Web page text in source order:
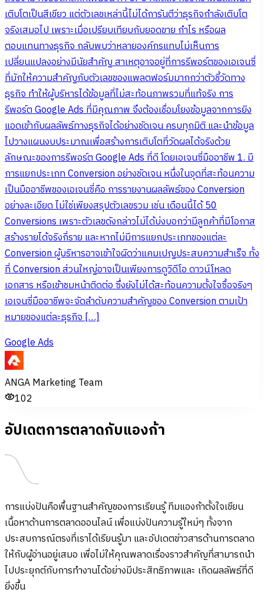
เติบโตเป็นสีเขียว แต่ตัวเลขเหล่านี้ไม่ได้การันตีว่าธุรกิจกำลังเติบโต
จริงเสมอไป เพราะเมื่อเปรียบเทียบกับยอดขาย กำไร หรือผล
ตอบแทนทางธุรกิจ กลับพบว่าหลายองค์กรแทบไม่เห็นการ
เปลี่ยนแปลงอย่างมีนัยสำคัญ สาเหตุอาจอยู่ที่การรีพอร์ตของเอเจนซี่
ที่มักให้ความสำคัญกับตัวเลขของแพลตฟอร์มมากกว่าตัวชี้วัดทาง
ธุรกิจ ทำให้ผู้บริหารได้ข้อมูลที่ไม่สะท้อนภาพรวมที่แท้จริง การ
รีพอร์ต Google Ads ที่มีคุณภาพ จึงต้องเชื่อมโยงข้อมูลจากการยิง
แอดเข้ากับผลลัพธ์ทางธุรกิจได้อย่างชัดเจน ครบทุกมิติ และนำข้อมูล
ไปวางแผนงบประมาณเพื่อสร้างการเติบโตที่วัดผลได้จริงด้วย
ลักษณะของการรีพอร์ต Google Ads ที่ดี โดยเอเจนซี่มืออาชีพ 1. มี
การแยกประเภท Conversion อย่างชัดเจน หนึ่งในจุดที่สะท้อนความ
เป็นมืออาชีพของเอเจนซี่คือ การรายงานผลลัพธ์ของ Conversion
อย่างละเอียด ไม่ใช่เพียงสรุปตัวเลขรวม เช่น เดือนนี้ได้ 50
Conversions เพราะตัวเลขดังกล่าวไม่ได้บ่งบอกว่ามีลูกค้าที่มีโอกาส
สร้างรายได้จริงกี่ราย และหากไม่มีการแยกประเภทของแต่ละ
Conversion ผู้บริหารอาจเข้าใจผิดว่าแคมเปญประสบความสำเร็จ ทั้ง
ที่ Conversion ส่วนใหญ่อาจเป็นเพียงการดูวิดีโอ ดาวน์โหลด
เอกสาร หรือเข้าชมหน้าติดต่อ ซึ่งยังไม่ได้สะท้อนความตั้งใจซื้อจริงๆ
เอเจนซี่มืออาชีพจะจัดลำดับความสำคัญของ Conversion ตามเป้า
หมายของแต่ละธุรกิจ […]
Google Ads
ANGA Marketing Team
102
อัปเดตการตลาดกับแองก้า
การแบ่งปันคือพื้นฐานสำคัญของการเรียนรู้ ทีมแองก้าตั้งใจเขียน
เนื้อหาด้านการตลาดออนไลน์ เพื่อแบ่งปันความรู้ใหม่ๆ ทั้งจาก
ประสบการณ์ตรงที่เราได้เรียนรู้มา และอัปเดตข่าวสารด้านการตลาด
ให้กับผู้อ่านอยู่เสมอ เพื่อไม่ให้คุณพลาดเรื่องราวสำคัญที่สามารถนำ
ไปประยุกต์กับการทำงานได้อย่างมีประสิทธิภาพและ เกิดผลลัพธ์ที่ดี
ยิ่งขึ้น